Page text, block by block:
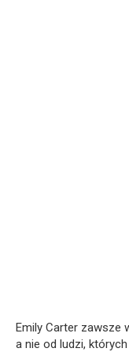
Emily Carter zawsze
a nie od ludzi,